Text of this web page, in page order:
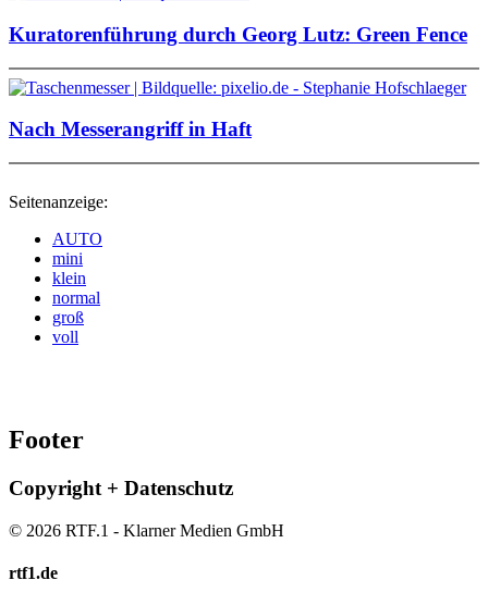
Kuratorenführung durch Georg Lutz: Green Fence
Nach Messerangriff in Haft
Seitenanzeige:
AUTO
mini
klein
normal
groß
voll
Footer
Copyright + Datenschutz
© 2026 RTF.1 - Klarner Medien GmbH
rtf1.de